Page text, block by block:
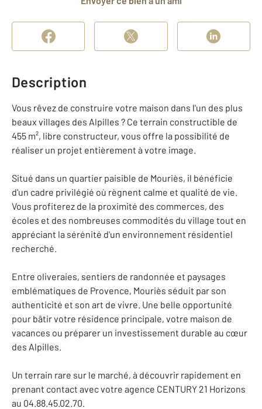
Description
Vous rêvez de construire votre maison dans l'un des plus
beaux villages des Alpilles ? Ce terrain constructible de
455 m², libre constructeur, vous offre la possibilité de
réaliser un projet entièrement à votre image.
Situé dans un quartier paisible de Mouriès, il bénéficie
d'un cadre privilégié où règnent calme et qualité de vie.
Vous profiterez de la proximité des commerces, des
écoles et des nombreuses commodités du village tout en
appréciant la sérénité d'un environnement résidentiel
recherché.
Entre oliveraies, sentiers de randonnée et paysages
emblématiques de Provence, Mouriès séduit par son
authenticité et son art de vivre. Une belle opportunité
pour bâtir votre résidence principale, votre maison de
vacances ou préparer un investissement durable au cœur
des Alpilles.
Un terrain rare sur le marché, à découvrir rapidement en
prenant contact avec votre agence CENTURY 21 Horizons
au 04.88.45.02.70.